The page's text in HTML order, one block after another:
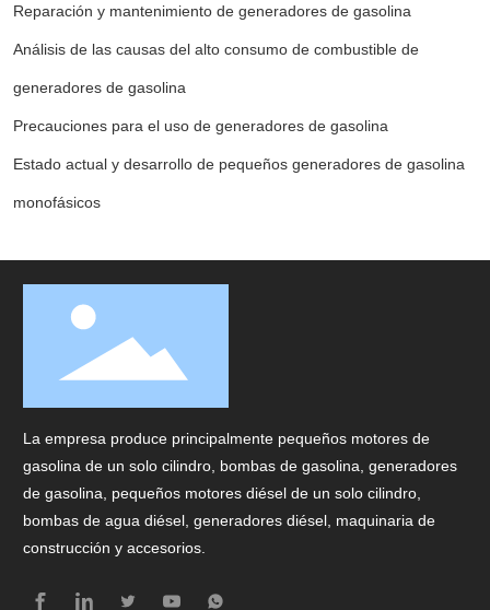
Reparación y mantenimiento de generadores de gasolina
Análisis de las causas del alto consumo de combustible de
generadores de gasolina
Precauciones para el uso de generadores de gasolina
Estado actual y desarrollo de pequeños generadores de gasolina
monofásicos
La empresa produce principalmente pequeños motores de
gasolina de un solo cilindro, bombas de gasolina, generadores
de gasolina, pequeños motores diésel de un solo cilindro,
bombas de agua diésel, generadores diésel, maquinaria de
construcción y accesorios.